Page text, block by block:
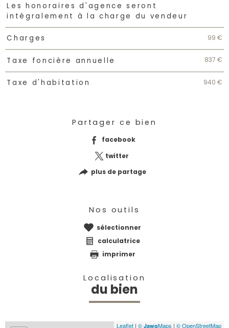
Caractéristiques Valeurs
Les honoraires d'agence seront
intégralement à la charge du vendeur
Charges 99 €
Taxe foncière annuelle 837 €
Taxe d'habitation 940 €
Partager ce bien
facebook
twitter
plus de partage
Nos outils
sélectionner
calculatrice
imprimer
Localisation
du bien
Leaflet | © JawgMaps | © OpenStreetMap